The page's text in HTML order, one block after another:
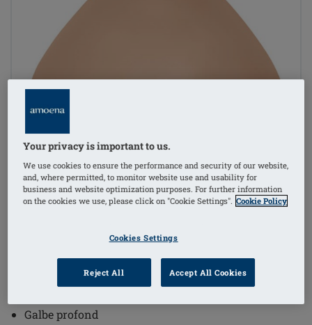
1/2
Galbe profond
Your privacy is important to us.
We use cookies to ensure the performance and security of our website,
and, where permitted, to monitor website use and usability for
business and website optimization purposes. For further information
on the cookies we use, please click on "Cookie Settings". Cookie Policy
Cookies Settings
Reject All Accept All Cookies